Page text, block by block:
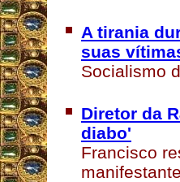
A tirania
suas
Socialismo
Diretor da
diabo'
Francisco